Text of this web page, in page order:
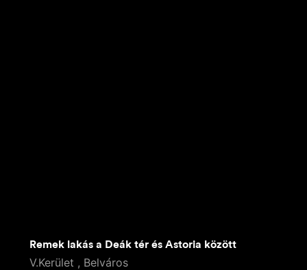
Remek lakás a Deák tér és Astoria között
V.Kerület , Belváros